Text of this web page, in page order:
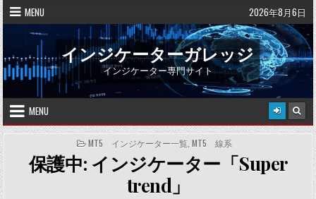
Skip
to
content
MENU 2026年8月6日
インジケーターガレッジ
インジケーター専門サイト
MENU
POSTED
IN
MT5 インジケーター一覧 MT5 線系
保護中: インジケーター「Super
trend」